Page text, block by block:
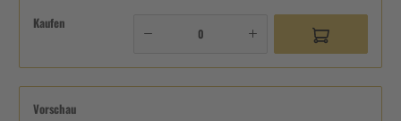
Kaufen
Vorschau